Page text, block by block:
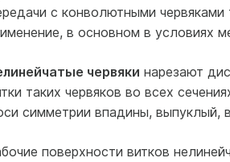
с конволютными
в основном в условиях
червяки нарезают
таких червяков во всех
симметрии впадины, выпуклый,
поверхности витков